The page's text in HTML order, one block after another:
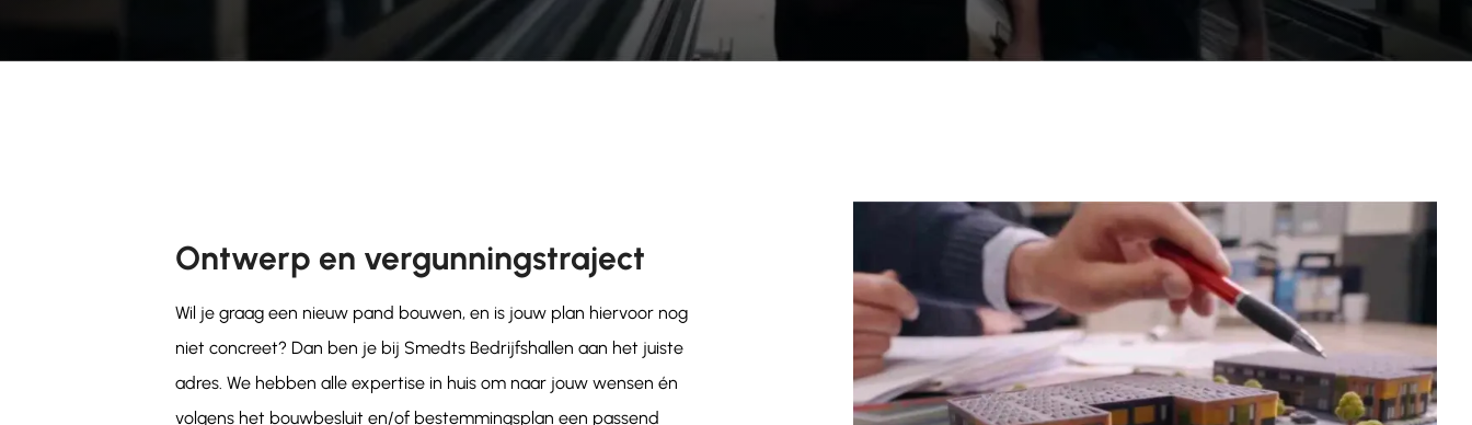
Ontwerp en vergunningstraject
Wil je graag een nieuw pand bouwen, en is jouw plan hiervoor nog
niet concreet? Dan ben je bij Smedts Bedrijfshallen aan het juiste
adres. We hebben alle expertise in huis om naar jouw wensen én
volgens het bouwbesluit en/of bestemmingsplan een passend